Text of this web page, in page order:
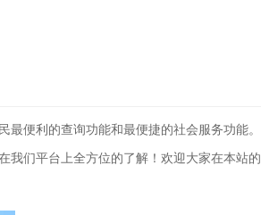
便利的查询功能和最便捷的社会服务功能。
我们平台上全方位的了解！欢迎大家在本站的